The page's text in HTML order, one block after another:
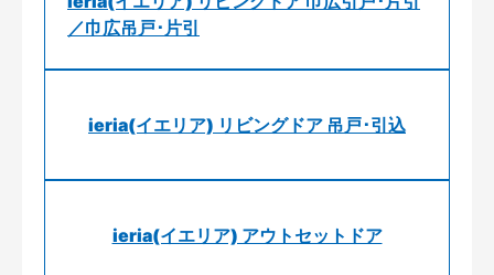
／巾広吊戸･片引
ieria(イエリア) リビングドア 吊戸･引込
ieria(イエリア) アウトセットドア